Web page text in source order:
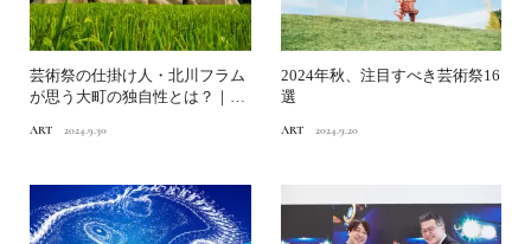
芸術祭の仕掛け人・北川フラム
が思う大町の独自性とは？｜
ART 2024.9.30
2024年秋、注目すべき芸術祭16
選
ART 2024.9.20